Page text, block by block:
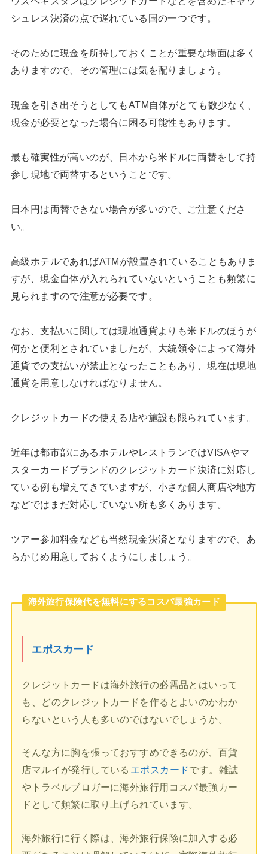
シュレス決済の点で遅れている国の一つです。
そのために現金を所持しておくことが重要な場面は多く
ありますので、その管理には気を配りましょう。
現金を引き出そうとしてもATM自体がとても数少なく、
現金が必要となった場合に困る可能性もあります。
最も確実性が高いのが、日本から米ドルに両替をして持
参し現地で両替するということです。
日本円は両替できない場合が多いので、ご注意くださ
い。
高級ホテルであればATMが設置されていることもありま
すが、現金自体が入れられていないということも頻繁に
見られますので注意が必要です。
なお、支払いに関しては現地通貨よりも米ドルのほうが
何かと便利とされていましたが、大統領令によって海外
通貨での支払いが禁止となったこともあり、現在は現地
通貨を用意しなければなりません。
クレジットカードの使える店や施設も限られています。
近年は都市部にあるホテルやレストランではVISAやマ
スターカードブランドのクレジットカード決済に対応し
ている例も増えてきていますが、小さな個人商店や地方
などではまだ対応していない所も多くあります。
ツアー参加料金なども当然現金決済となりますので、あ
らかじめ用意しておくようにしましょう。
海外旅行保険代を無料にするコスパ最強カード
エポスカード
クレジットカードは海外旅行の必需品とはいって
も、どのクレジットカードを作るとよいのかわか
らないという人も多いのではないでしょうか。
そんな方に胸を張っておすすめできるのが、百貨
店マルイが発行している エポスカードです。雑誌
やトラベルブロガーに海外旅行用コスパ最強カー
ドとして頻繁に取り上げられています。
海外旅行に行く際は、海外旅行保険に加入する必